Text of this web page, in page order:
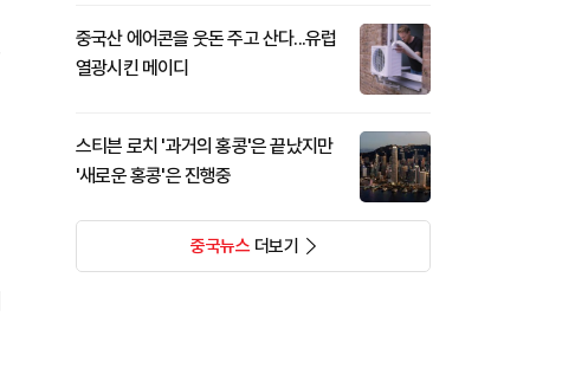
중국산 에어콘을 웃돈 주고 산다...유럽
열광시킨 메이디
스티븐 로치 '과거의 홍콩'은 끝났지만
'새로운 홍콩'은 진행중
중국뉴스더보기